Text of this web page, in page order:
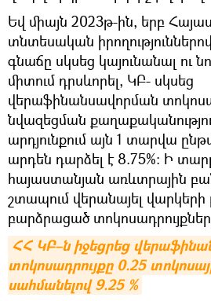
Եվ միայն 2023թ-ին, երբ
տնտեսական
գնաճը սկսեց կայունանալ ու
միտում դրսևորել, ԿԲ- սկսեց
վերաֆինանսավորման
նվազեցման
արդյունքում այն 1 տարվա
արդեն դարձել է 8.75%: Ի
հայաստանյան առևտրային
շտապում վերանայել
բարձրացած
ՀՀ ԿԲ–ն իջեցրեց
տոկոսադրույքը 0.25
սահմանելով 9.25 %